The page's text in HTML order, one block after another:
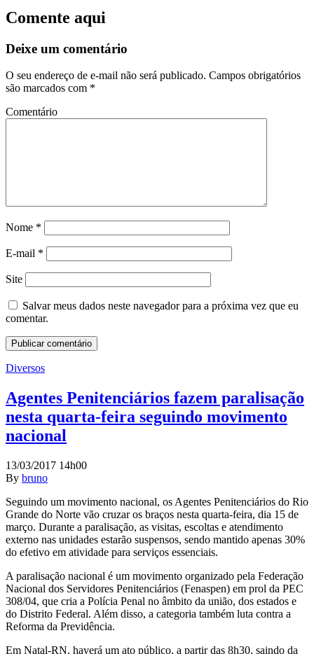
Comente aqui
Deixe um comentário
O seu endereço de e-mail não será publicado. Campos obrigatórios
são marcados com *
Comentário
Nome *
E-mail *
Site
Salvar meus dados neste navegador para a próxima vez que eu
comentar.
Diversos
Agentes Penitenciários fazem paralisação
nesta quarta-feira seguindo movimento
nacional
13/03/2017 14h00
By bruno
Seguindo um movimento nacional, os Agentes Penitenciários do Rio
Grande do Norte vão cruzar os braços nesta quarta-feira, dia 15 de
março. Durante a paralisação, as visitas, escoltas e atendimento
externo nas unidades estarão suspensos, sendo mantido apenas 30%
do efetivo em atividade para serviços essenciais.
A paralisação nacional é um movimento organizado pela Federação
Nacional dos Servidores Penitenciários (Fenaspen) em prol da PEC
308/04, que cria a Polícia Penal no âmbito da união, dos estados e
do Distrito Federal. Além disso, a categoria também luta contra a
Reforma da Previdência.
Em Natal-RN, haverá um ato público, a partir das 8h30, saindo da